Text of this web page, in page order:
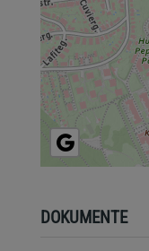
DOKUMENTE